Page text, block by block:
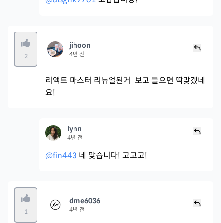
2
jihoon
4년 전
리액트 마스터 리뉴얼된거 보고 들으면 딱맞겠네
요!
lynn
4년 전
@fin443 네 맞습니다! 고고고!
1
dme6036
4년 전